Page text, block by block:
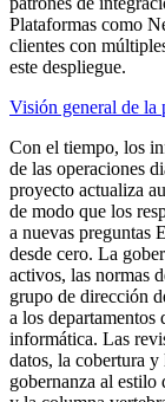
Plataformas como
clientes con
este despliegue.
Visión general de
Con el tiempo, los
de las operaciones
proyecto actualiza
de modo que los
a nuevas preguntas
desde cero. La
activos, las normas
grupo de dirección
a los departamentos
informática. Las
datos, la cobertura
gobernanza al